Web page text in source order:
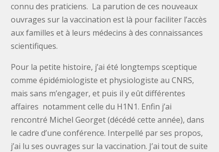
connu des praticiens. La parution de ces nouveaux
ouvrages sur la vaccination est là pour faciliter l’accès
aux familles et à leurs médecins à des connaissances
scientifiques.
Pour la petite histoire, j’ai été longtemps sceptique
comme épidémiologiste et physiologiste au CNRS,
mais sans m’engager, et puis il y eût différentes
affaires notamment celle du H1N1. Enfin j’ai
rencontré Michel Georget (décédé cette année), dans
le cadre d’une conférence. Interpellé par ses propos,
j’ai lu ses ouvrages sur la vaccination. J’ai tout de suite